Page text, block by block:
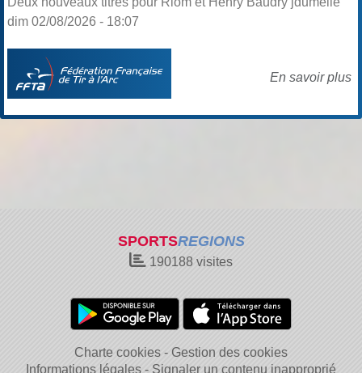
dim 02/08/2026 - 18:07
En savoir plus
SPORTSREGIONS
190188 visites
Charte cookies
Gestion des cookies
Informations légales
Signaler un contenu inapproprié